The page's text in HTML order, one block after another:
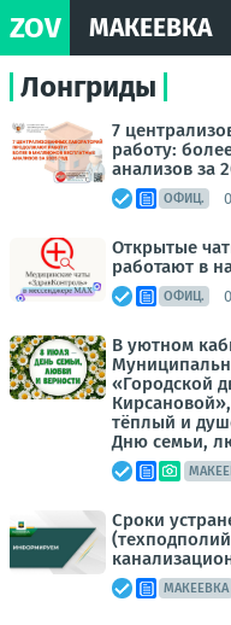
ZOV МАКЕЕВКА
Лонгриды
7
работу:
анализов за
ОФИЦ.
Открытые
работают в
ОФИЦ.
В уютном
«Городской
тёплый и
Дню семьи,
Сроки
МАКЕЕВКА